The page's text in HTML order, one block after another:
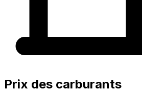
Prix des carburants